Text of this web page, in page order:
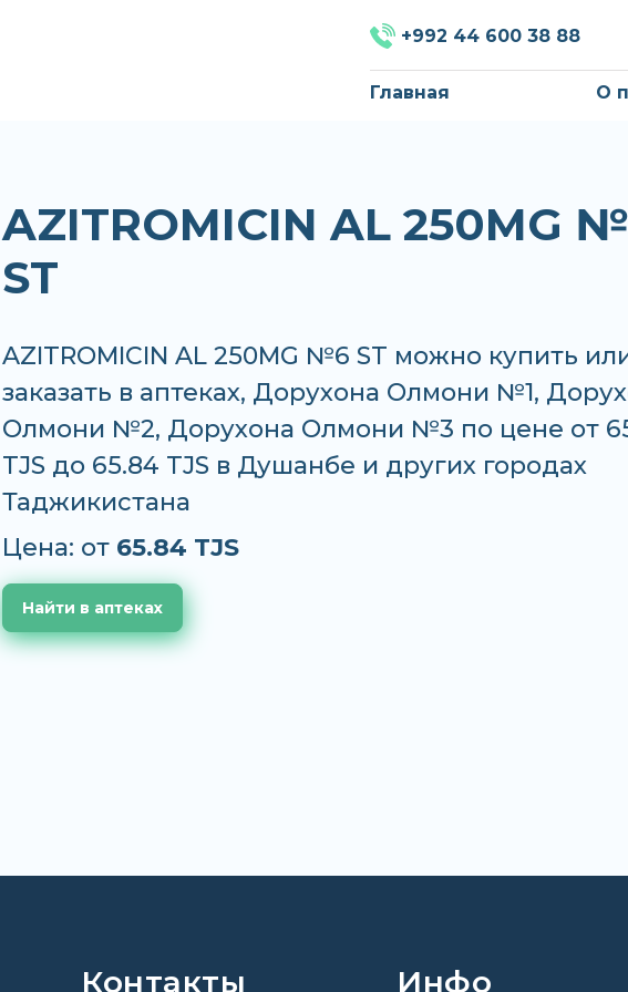
+992 44 600 38 88
Главная О
AZITROMICIN AL 250MG
ST
AZITROMICIN AL 250MG №6 ST можно купить
заказать в аптеках, Дорухона Олмони №1,
Олмони №2, Дорухона Олмони №3 по цене от
TJS до 65.84 TJS в Душанбе и других городах
Таджикистана
Цена: от 65.84 TJS
Найти в аптеках
Контакты Инфо